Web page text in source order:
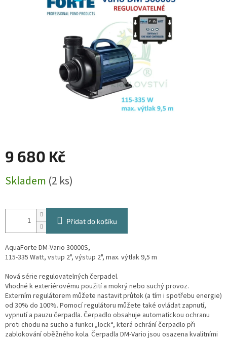
9 680 Kč
cena:
Skladem (2 ks)
Přidat do košíku
AquaForte DM-Vario 30000S,
115-335 Watt, vstup 2", výstup 2", max. výtlak 9,5 m
Nová série regulovatelných čerpadel.
Vhodné k exteriérovému použití a mokrý nebo suchý provoz.
Externím regulátorem můžete nastavit průtok (a tím i spotřebu energie)
od 30% do 100%. Pomocí regulátoru můžete také ovládat zapnutí,
vypnutí a pauzu čerpadla. Čerpadlo obsahuje automatickou ochranu
proti chodu na sucho a funkci „lock“, která ochrání čerpadlo při
zablokování oběžného kola. Čerpadla DM-Vario jsou osazena kvalitními